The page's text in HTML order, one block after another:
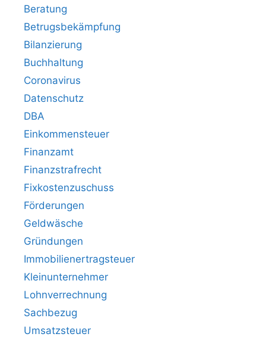
Beratung
Betrugsbekämpfung
Bilanzierung
Buchhaltung
Coronavirus
Datenschutz
DBA
Einkommensteuer
Finanzamt
Finanzstrafrecht
Fixkostenzuschuss
Förderungen
Geldwäsche
Gründungen
Immobilienertragsteuer
Kleinunternehmer
Lohnverrechnung
Sachbezug
Umsatzsteuer